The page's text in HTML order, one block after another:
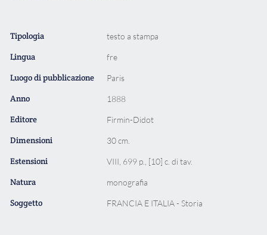
Tipologia testo a stampa
Lingua fre
Luogo di pubblicazione Paris
Anno 1888
Editore Firmin-Didot
Dimensioni 30 cm.
Estensioni VIII, 699 p., [10] c. di tav.
Natura monografia
Soggetto FRANCIA E ITALIA - Storia